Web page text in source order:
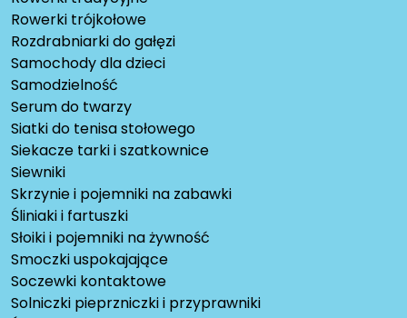
Rowerki trójkołowe
Rozdrabniarki do gałęzi
Samochody dla dzieci
Samodzielność
Serum do twarzy
Siatki do tenisa stołowego
Siekacze tarki i szatkownice
Siewniki
Skrzynie i pojemniki na zabawki
Śliniaki i fartuszki
Słoiki i pojemniki na żywność
Smoczki uspokajające
Soczewki kontaktowe
Solniczki pieprzniczki i przyprawniki